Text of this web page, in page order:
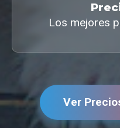
Los mejores
Ver